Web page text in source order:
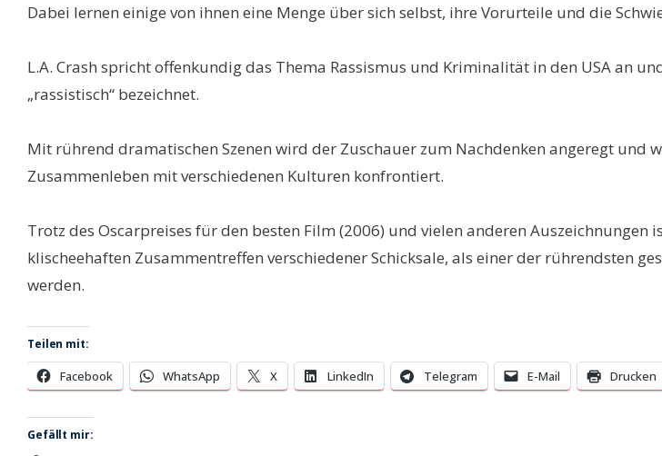
Dabei lernen einige von ihnen eine Menge über sich selbst, ihre Vorurteile und die
L.A. Crash spricht offenkundig das Thema Rassismus und Kriminalität in den USA an
„rassistisch“ bezeichnet.
Mit rührend dramatischen Szenen wird der Zuschauer zum Nachdenken angeregt
Zusammenleben mit verschiedenen Kulturen konfrontiert.
Trotz des Oscarpreises für den besten Film (2006) und vielen anderen
klischeehaften Zusammentreffen verschiedener Schicksale, als einer der rührendsten
werden.
Teilen mit:
Facebook WhatsApp X LinkedIn Telegram E-Mail Drucken
Gefällt mir: